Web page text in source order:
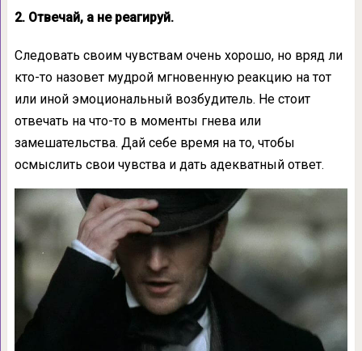
2. Отвечай, а не реагируй.
Следовать своим чувствам очень хорошо, но вряд ли
кто-то назовет мудрой мгновенную реакцию на тот
или иной эмоциональный возбудитель. Не стоит
отвечать на что-то в моменты гнева или
замешательства. Дай себе время на то, чтобы
осмыслить свои чувства и дать адекватный ответ.